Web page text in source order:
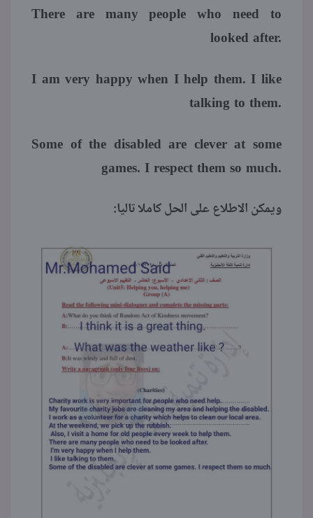
There are many people who need to
looked after.
I am very happy when I help them. I like
talking to them.
Some of the disabled are clever at some
games. I respect them so much.
ويمكن الاطلاع على الحل كاملا تاليا: